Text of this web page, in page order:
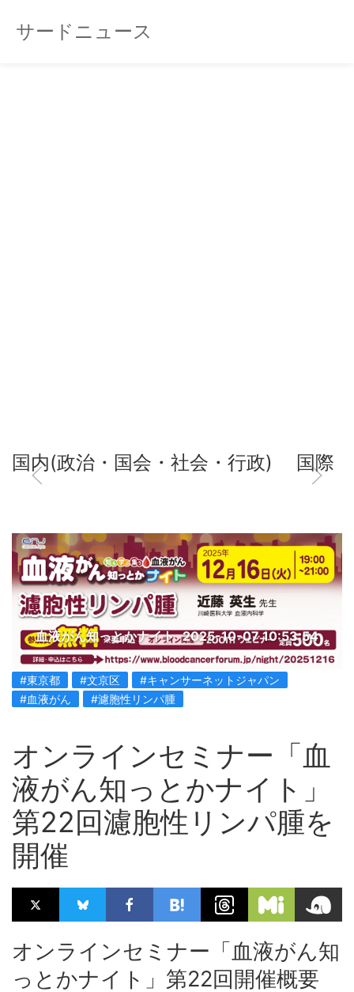
サードニュース
国内(政治・国会・社会・行政) 国際
血液がん知っとかナイト 2025-10-07 10:53:54
#東京都 #文京区
#キャンサーネットジャパン
#血液がん
#濾胞性リンパ腫
オンラインセミナー「血
液がん知っとかナイト」
第22回濾胞性リンパ腫を
開催
オンラインセミナー「血液がん知
っとかナイト」第22回開催概要